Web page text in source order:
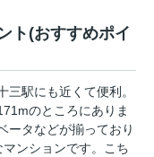
ト(おすすめポイ
駅にも近くて便利。
のところにありま
ータなどが揃っており
ンションです。こち